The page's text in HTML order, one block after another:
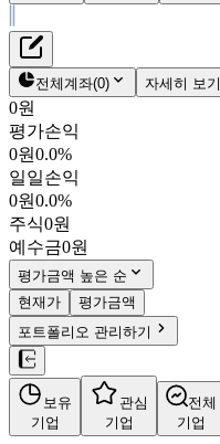
광동제약
6,630원
009290
KOSPI
시가총액
PBR0.51
PER15.27
fPER -
배당수익률1.51%
자사주비율0.28%
결산월12월
08월 12일
4분기누적 분기
연도
10년
5년
재무정보
펀더멘탈
밸류에이션
주주환원
주식정보
전체계좌(0) 자세히 보기
0원
평가손익
0원0.0%
일일손익
0원0.0%
주식0원
예수금0원
평가금액 높은 순
현재가
평가금액
포트폴리오 관리하기
보유
기업
관심
기업
전체
기업